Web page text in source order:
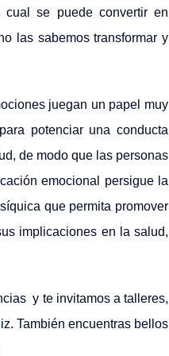
cual se puede convertir en
las sabemos transformar y
juegan un papel muy
potenciar una conducta
de modo que las personas
emocional persigue la
que permita promover
implicaciones en la salud,
y te invitamos a talleres,
También encuentras bellos